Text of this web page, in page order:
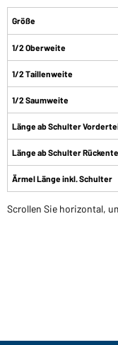
Größe
1/2 Oberweite
1/2 Taillenweite
1/2 Saumweite
Länge ab Schulter
Länge ab Schulter
Ärmel Länge inkl. Schulter
Scrollen Sie horizontal,